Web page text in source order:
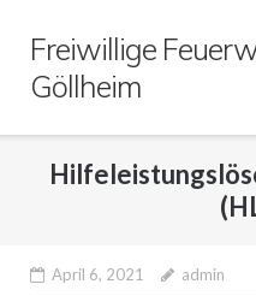
Freiwillige
Göllheim
April 6, 2021 admin